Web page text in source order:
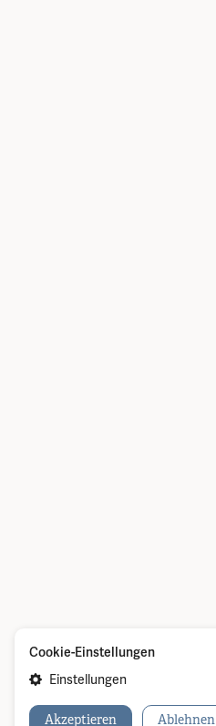
Cookie-Einstellungen
Einstellungen
Akzeptieren Ablehnen